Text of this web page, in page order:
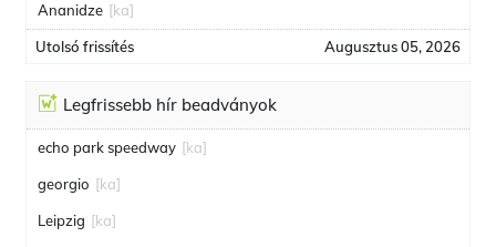
Ananidze [ka]
Utolsó frissítés Augusztus 05, 2026
Legfrissebb hír beadványok
echo park speedway [ka]
georgio [ka]
Leipzig [ka]